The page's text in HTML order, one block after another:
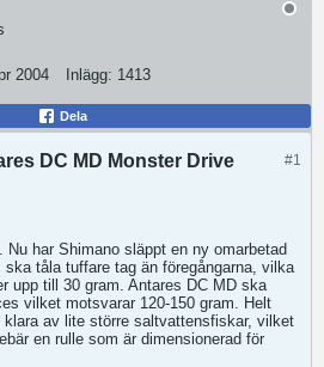
2004 Inlägg: 1413
Dela
#1
DC MD Monster Drive
Nu har Shimano släppt en ny omarbetad
tåla tuffare tag än föregångarna, vilka
upp till 30 gram. Antares DC MD ska
vilket motsvarar 120-150 gram. Helt
av lite större saltvattensfiskar, vilket
en rulle som är dimensionerad för